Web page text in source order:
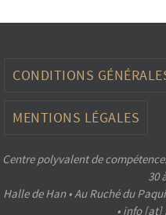
CONDITIONS
MENTIONS LÉGALES
Centre polyvalent de
30
Halle de Han • Au Ruché du
• info [at]